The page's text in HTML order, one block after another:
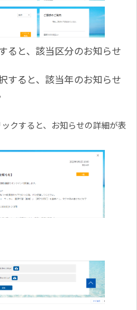
ると、該当区分のお知らせ
すると、該当年のお知らせ
クすると、お知らせの詳細が表